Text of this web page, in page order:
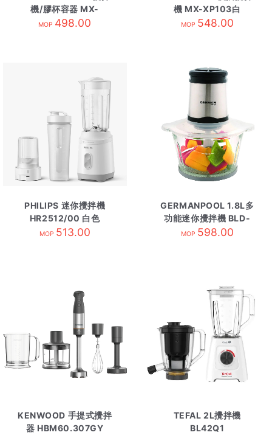
機/膠杯容器 MX-
EP5111白
MOP 498.00
機 MX-XP103白
MOP 548.00
PHILIPS 迷你攪拌機
HR2512/00 白色
MOP 513.00
GERMANPOOL 1.8L多
功能迷你攪拌機 BLD-
M30
MOP 598.00
KENWOOD 手提式攪拌
器 HBM60.307GY
TEFAL 2L攪拌機
BL42Q1